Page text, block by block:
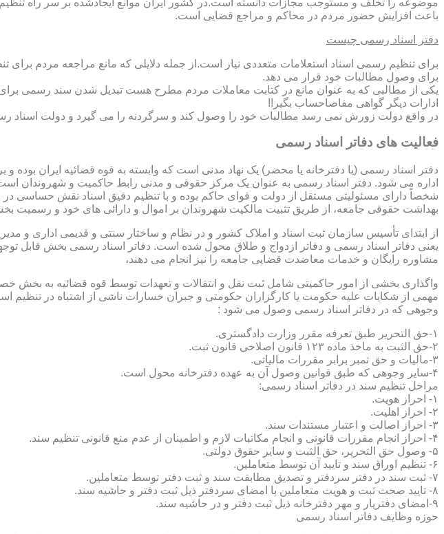
باعث افزایش حضور مردم در محاکم و مراجع قضایی است.
دفتر اسناد رسمی چیست
برای تنظیم رسمی اسناد استعلامات متعددی نیاز است.از جمله دلایلی که مانع مراجعه مردم
برای وصول مطالبات خود قرار می دهد.
یکی از مطالبی که به عنوان مانع در کتابت معاملات مردم مطرح هست تبدیل شدن سند رسمی
ادارات دیگر گواهی مفاصاحساب بگیر!!
در واقع دولت زورش نمی رسد مطالبات خود را وصول کند و سرگردنه را می گیرد و دولت اسناد
فعالیت های دفاتر اسناد رسمی
دفتر اسناد رسمی (یا دفترخانه یا محضر) یک نهاد مدنی است که وابسته به قوه قضائیه ایران
اداره می شود. دفتر اسناد رسمی به عنوان یک مرکز حقوقی و مدنی رابط حاکمیت و شهروندان
شخصاً دارای مسئولیتی مستقل از دولت و قوای حاکم بوده و با تنظیم دقیق اسناد نقش حساسی
بهداشت حقوقی جامعه، از طریق تثبیت مالکیت شهروندان بر اموال و دارائی های خود و رسمیت
از ابتدای تأسیس سازمان ثبت اسناد و املاک کشور و در نظام و ساختار سنتی و قدیمی اداری و
یعنی دفاتر اسناد رسمی و دفاتر ازدواج و طلاق محول شده است. دفاتر اسناد رسمی بخش قابل
مشاوره رایگان و خدمات معاضدت قضایی جامعه را نیز انجام می دهند،
واگذاری بخشی از امور حاکمیتی شامل ثبت نقل و انتقالات و تعهدات توسط قوه قضائیه به
مهمی از شکایات علیه حکومت یا کارگزاران حکومتی و جبران خسارات ناشی از اشتباه در
وجوهی که در دفاتر اسناد رسمی وصول می شود :
۱-حق التحریر طبق تعرفه مقرر وزارت دادگستری.
۲-حق الثبت به ماخذ ماده ۱۲۳ قانون اصلاحی قانون ثبت.
۳-مالیات و حق تمبر برابر مقررات مالیاتی.
۴-سایر وجوهی که طبق قوانین وصول آن به عهده دفترخانه محول است.
مراحل تنظیم سند در دفاتر اسناد رسمی:
۱- احراز هویت.
۲- احراز اهلیت.
۳- احراز اصالت و اعتبار مستندات سند.
۴- احراز انجام مقررات قانونی و انجام مکاتبات لازم و اطمینان از عدم منع قانونی تنظیم سند.
۵- وصول حق التحریر، حق الثبت و سایر حقوق دولتی.
۶- تنظیم اوراق سند و تایید آن توسط متعاملین.
۷- ثبت سند در دفتر سردفتر و تصدیق مطابقت سند و ثبت دفتر توسط متعاملین.
۸- تایید صحت ثبت و هویت متعاملین با امضای سردفتر ذیل ثبت دفتر و حاشیه سند.
۹-امضای دفتریار و مهر دفترخانه ذیل ثبت دفتر و در حاشیه سند.
حوزه وظایف دفاتر اسناد رسمی